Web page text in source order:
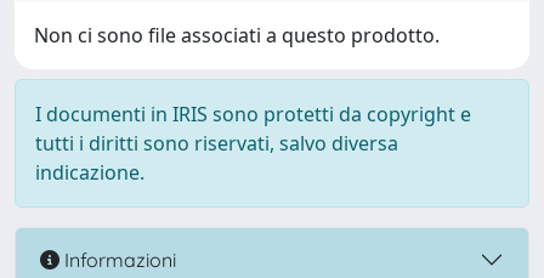
Non ci sono file associati a questo prodotto.
I documenti in IRIS sono protetti da copyright e
tutti i diritti sono riservati, salvo diversa
indicazione.
Informazioni